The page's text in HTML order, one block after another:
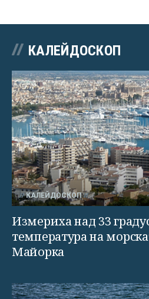
КАЛЕЙДОСКОП
КАЛЕЙДОСКОП
Измериха над 33
температура на
Майорка